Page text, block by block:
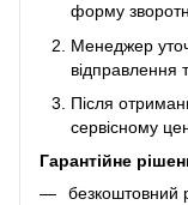
форму
Менеджер
відправлення
Після
сервісному
Гарантійне
безкоштовний